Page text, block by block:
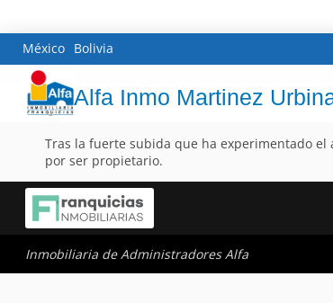
México Bolivia
Alfa Inmo Martinez
Tras la fuerte subida que ha experimentado
por ser propietario.
Inmobiliaria de Administradores Alfa